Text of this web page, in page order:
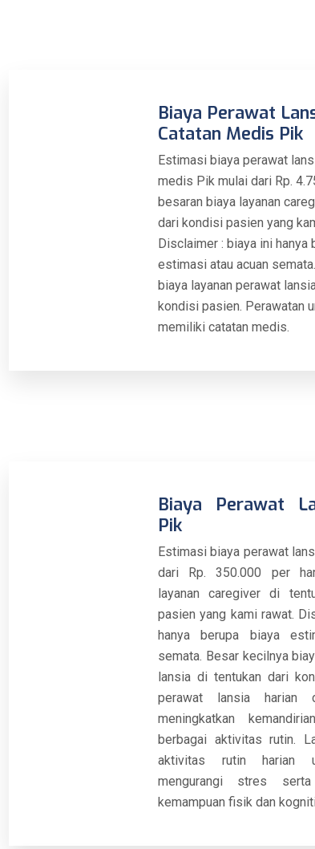
Biaya Perawat
Catatan Medis Pik
Estimasi biaya perawat
medis Pik mulai dari Rp.
besaran biaya layanan
dari kondisi pasien yang
Disclaimer : biaya ini hanya
estimasi atau acuan
biaya layanan perawat
kondisi pasien. Perawatan
memiliki catatan medis.
Biaya Perawat
Pik
Estimasi biaya perawat
dari Rp. 350.000 per
layanan caregiver di
pasien yang kami rawat.
hanya berupa biaya
semata. Besar kecilnya
lansia di tentukan dari
perawat lansia harian
meningkatkan
berbagai aktivitas rutin.
aktivitas rutin harian
mengurangi stres serta
kemampuan fisik dan